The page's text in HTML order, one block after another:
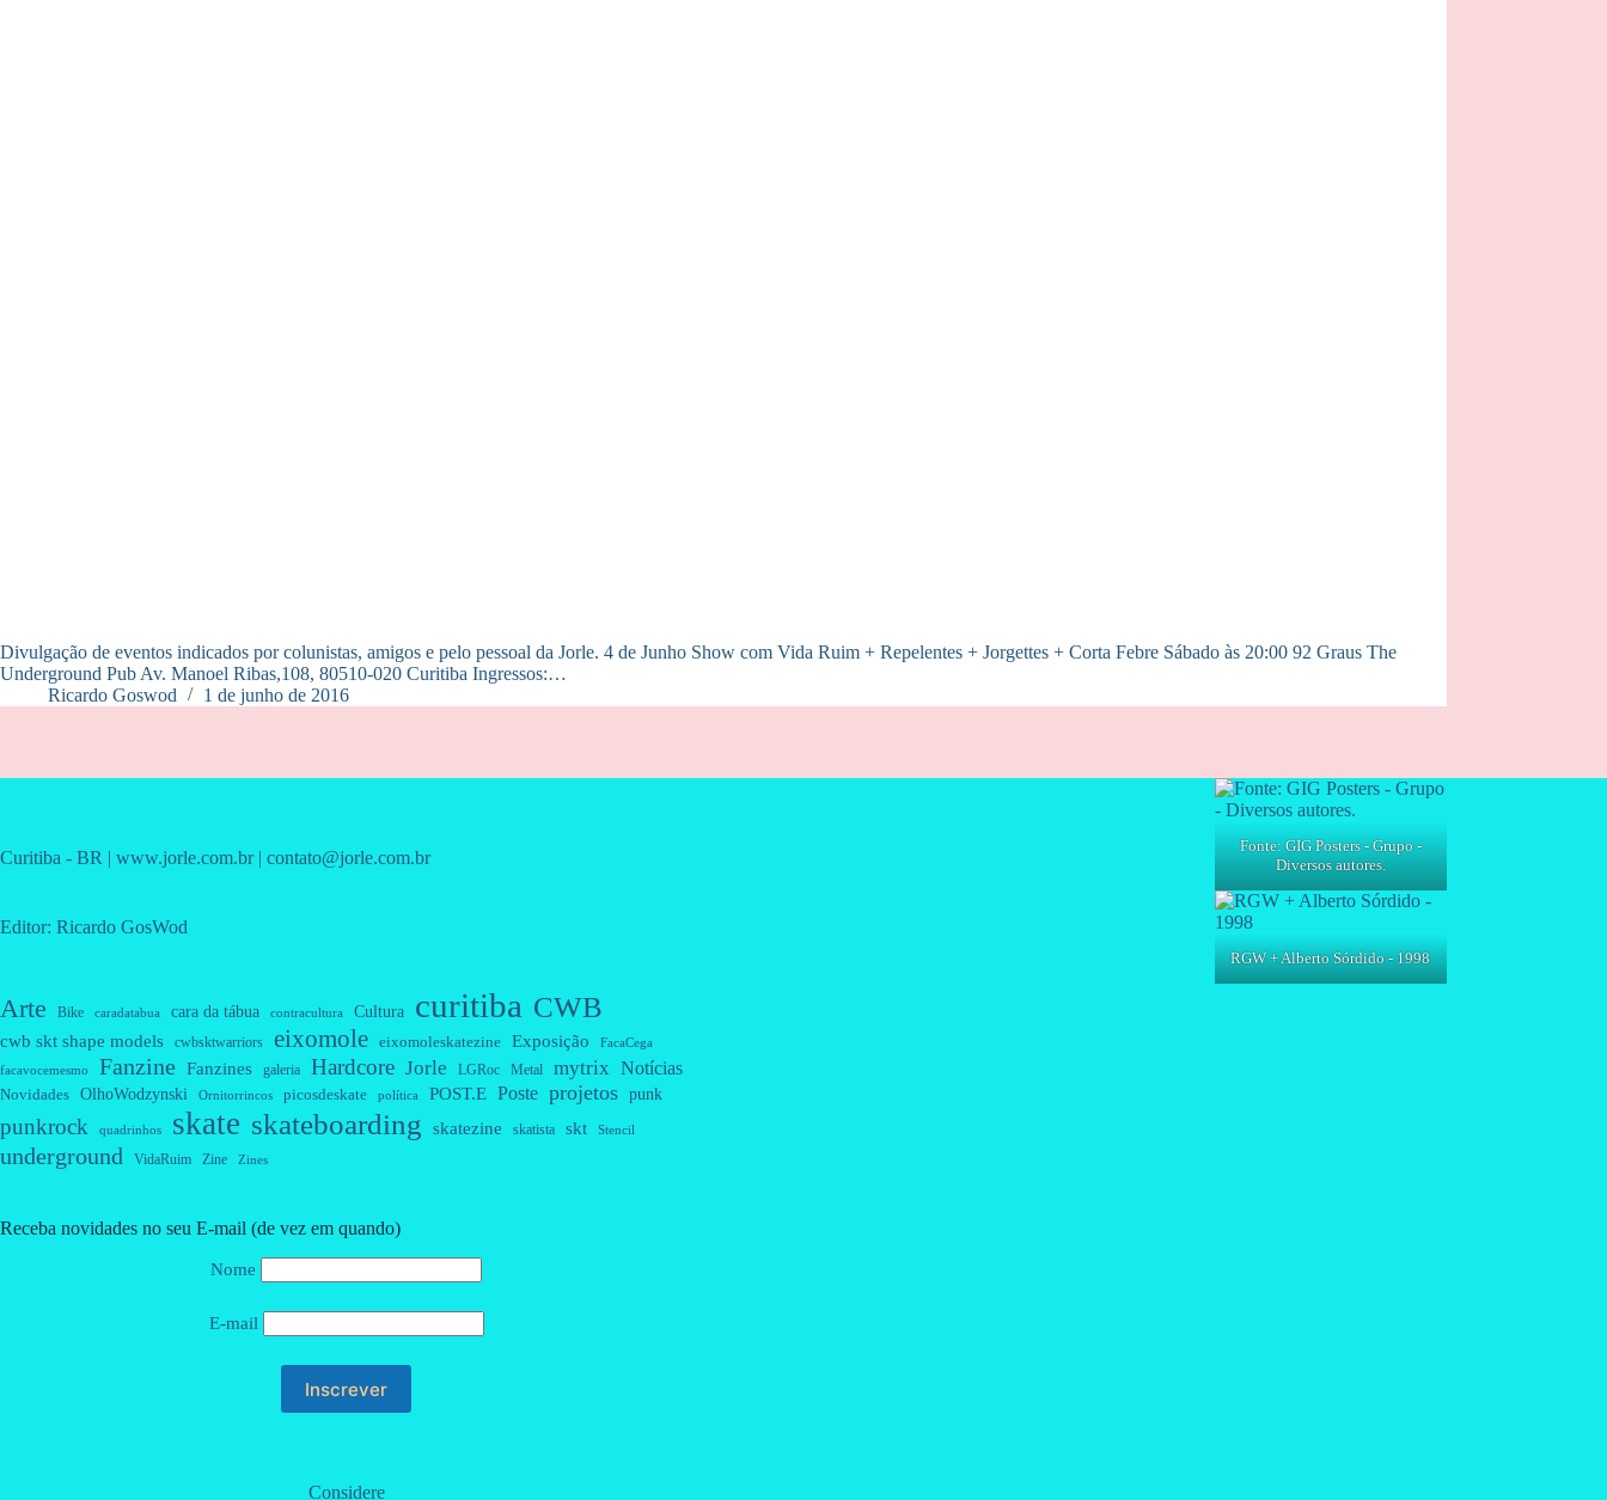
Divulgação de eventos indicados por colunistas, amigos e pelo pessoal da Jorle. 4 de Junho Show com Vida Ruim + Repelentes + Jorgettes + Corta Febre Sábado às 20:00 92 Graus The
Underground Pub Av. Manoel Ribas,108, 80510-020 Curitiba Ingressos:…
Ricardo Goswod
1 de junho de 2016
Curitiba - BR | www.jorle.com.br | contato@jorle.com.br
Editor: Ricardo GosWod
Arte Bike caradatabua cara da tábua contracultura Cultura curitiba CWB
cwb skt shape models cwbsktwarriors eixomole eixomoleskatezine Exposição FacaCega
facavocemesmo Fanzine Fanzines galeria Hardcore Jorle LGRoc Metal mytrix Notícias
Novidades OlhoWodzynski Ornitorrincos picosdeskate política POST.E Poste projetos punk
punkrock quadrinhos skate skateboarding skatezine skatista skt Stencil
underground VidaRuim Zine Zines
Receba novidades no seu E-mail (de vez em quando)
Nome
E-mail
Considere
Fonte: GIG Posters - Grupo -
Diversos autores.
RGW + Alberto Sórdido - 1998